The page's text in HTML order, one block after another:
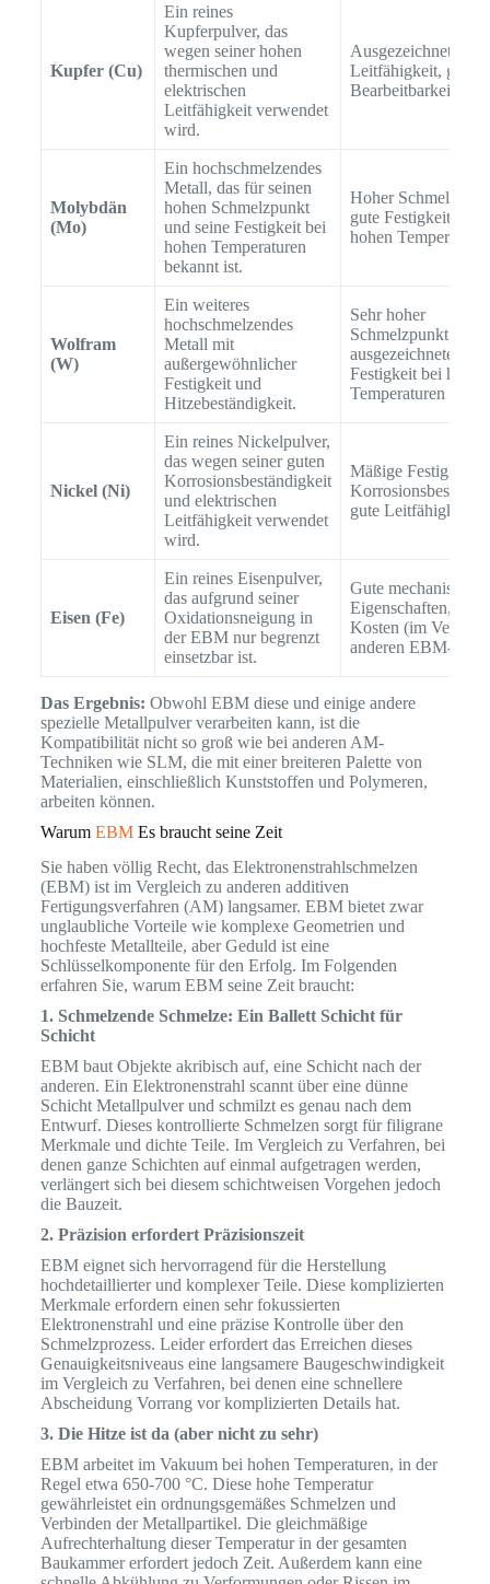
Kupfer (Cu)
Ein reines
Kupferpulver, das
wegen seiner hohen
thermischen und
elektrischen
Leitfähigkeit verwendet
wird.
Ausgezeichnete
Leitfähigkeit, gute
Bearbeitbarkeit
Molybdän
(Mo)
Ein hochschmelzendes
Metall, das für seinen
hohen Schmelzpunkt
und seine Festigkeit bei
hohen Temperaturen
bekannt ist.
Hoher
gute Festigkeit bei
hohen
Wolfram
(W)
Ein weiteres
hochschmelzendes
Metall mit
außergewöhnlicher
Festigkeit und
Hitzebeständigkeit.
Sehr hoher
Schmelzpunkt,
ausgezeichnete
Festigkeit bei hohen
Temperaturen
Nickel (Ni)
Ein reines Nickelpulver,
das wegen seiner guten
Korrosionsbeständigkeit
und elektrischen
Leitfähigkeit verwendet
wird.
Mäßige Festigkeit,
gute Leitfähigkeit
Eisen (Fe)
Ein reines Eisenpulver,
das aufgrund seiner
Oxidationsneigung in
der EBM nur begrenzt
einsetzbar ist.
Gute mechanische
Eigenschaften,
Kosten (im
anderen EBM-
Das Ergebnis: Obwohl EBM diese und einige andere
spezielle Metallpulver verarbeiten kann, ist die
Kompatibilität nicht so groß wie bei anderen AM-
Techniken wie SLM, die mit einer breiteren Palette von
Materialien, einschließlich Kunststoffen und Polymeren,
arbeiten können.
Warum EBMEs braucht seine Zeit
Sie haben völlig Recht, das Elektronenstrahlschmelzen
(EBM) ist im Vergleich zu anderen additiven
Fertigungsverfahren (AM) langsamer. EBM bietet zwar
unglaubliche Vorteile wie komplexe Geometrien und
hochfeste Metallteile, aber Geduld ist eine
Schlüsselkomponente für den Erfolg. Im Folgenden
erfahren Sie, warum EBM seine Zeit braucht:
1. Schmelzende Schmelze: Ein Ballett Schicht für
Schicht
EBM baut Objekte akribisch auf, eine Schicht nach der
anderen. Ein Elektronenstrahl scannt über eine dünne
Schicht Metallpulver und schmilzt es genau nach dem
Entwurf. Dieses kontrollierte Schmelzen sorgt für filigrane
Merkmale und dichte Teile. Im Vergleich zu Verfahren, bei
denen ganze Schichten auf einmal aufgetragen werden,
verlängert sich bei diesem schichtweisen Vorgehen jedoch
die Bauzeit.
2. Präzision erfordert Präzisionszeit
EBM eignet sich hervorragend für die Herstellung
hochdetaillierter und komplexer Teile. Diese komplizierten
Merkmale erfordern einen sehr fokussierten
Elektronenstrahl und eine präzise Kontrolle über den
Schmelzprozess. Leider erfordert das Erreichen dieses
Genauigkeitsniveaus eine langsamere Baugeschwindigkeit
im Vergleich zu Verfahren, bei denen eine schnellere
Abscheidung Vorrang vor komplizierten Details hat.
3. Die Hitze ist da (aber nicht zu sehr)
EBM arbeitet im Vakuum bei hohen Temperaturen, in der
Regel etwa 650-700 °C. Diese hohe Temperatur
gewährleistet ein ordnungsgemäßes Schmelzen und
Verbinden der Metallpartikel. Die gleichmäßige
Aufrechterhaltung dieser Temperatur in der gesamten
Baukammer erfordert jedoch Zeit. Außerdem kann eine